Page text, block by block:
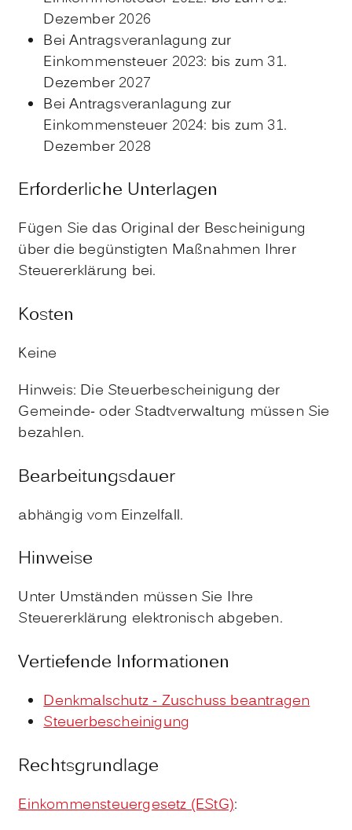
Dezember 2026
Bei Antragsveranlagung zur
Einkommensteuer 2023: bis zum 31.
Dezember 2027
Bei Antragsveranlagung zur
Einkommensteuer 2024: bis zum 31.
Dezember 2028
Erforderliche Unterlagen
Fügen Sie das Original der Bescheinigung
über die begünstigten Maßnahmen Ihrer
Steuererklärung bei.
Kosten
Keine
Hinweis: Die Steuerbescheinigung der
Gemeinde- oder Stadtverwaltung müssen Sie
bezahlen.
Bearbeitungsdauer
abhängig vom Einzelfall.
Hinweise
Unter Umständen müssen Sie Ihre
Steuererklärung elektronisch abgeben.
Vertiefende Informationen
Denkmalschutz - Zuschuss beantragen
Steuerbescheinigung
Rechtsgrundlage
Einkommensteuergesetz (EStG):